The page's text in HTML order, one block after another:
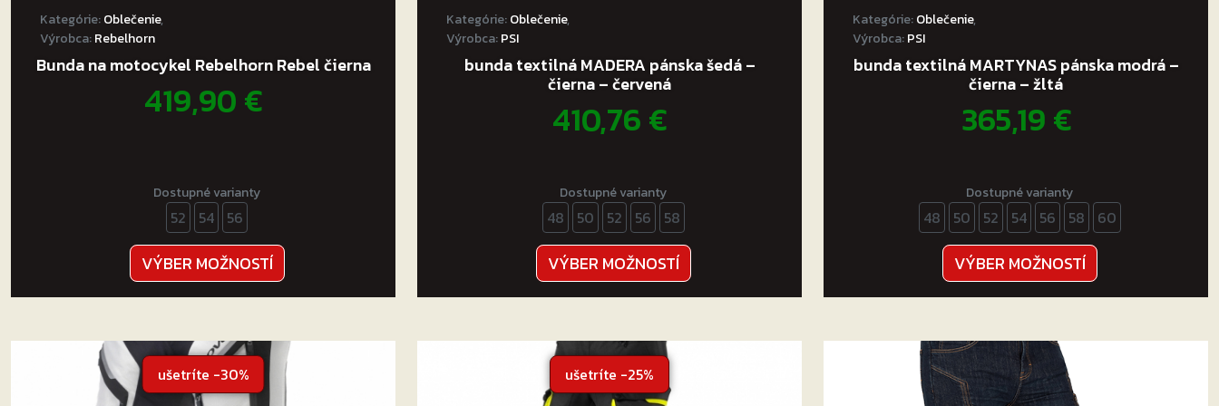
Kategórie:Oblečenie,
Výrobca:Rebelhorn
Bunda na motocykel Rebelhorn Rebel čierna
419,90€
Dostupné varianty
52 54 56
VÝBER MOŽNOSTÍ
produkt
má
variantov.
Možnosti
si
Kategórie:Oblečenie,
Výrobca:PSI
bunda textilná MADERA pánska šedá –
čierna – červená
410,76€
Dostupné varianty
48 50 52 56 58
VÝBER MOŽNOSTÍ
produkt
má
variantov.
Kategórie:Oblečenie,
Výrobca:PSI
bunda textilná MARTYNAS pánska modrá –
čierna – žltá
365,19€
Dostupné varianty
48 50 52 54 56 58 60
VÝBER MOŽNOSTÍ
produkt
má
variantov.
ušetríte -30% ušetríte -25%